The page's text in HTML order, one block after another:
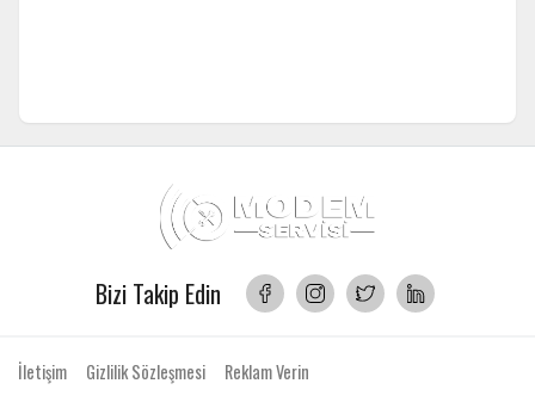
Bizi Takip Edin
İletişim Gizlilik Sözleşmesi Reklam Verin